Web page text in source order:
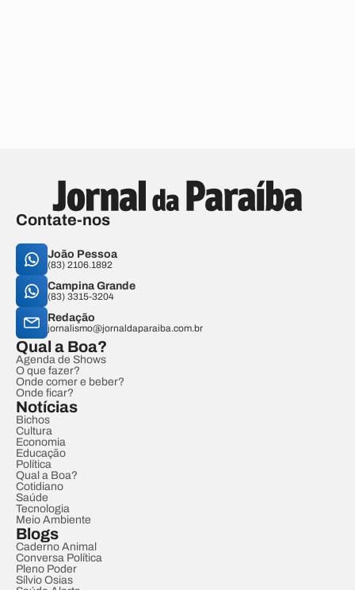
Contate-nos
João Pessoa
(83) 2106.1892
Campina Grande
(83) 3315-3204
Redação
jornalismo@jornaldaparaiba.com.br
Qual a Boa?
Agenda de Shows
O que fazer?
Onde comer e beber?
Onde ficar?
Notícias
Bichos
Cultura
Economia
Educação
Política
Qual a Boa?
Cotidiano
Saúde
Tecnologia
Meio Ambiente
Blogs
Caderno Animal
Conversa Política
Pleno Poder
Sílvio Osias